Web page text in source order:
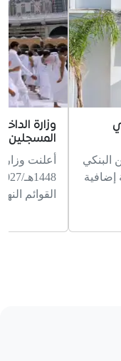
البنكي
مهلة إضافية
وزارة
المسجلين
أعلنت
القوائم